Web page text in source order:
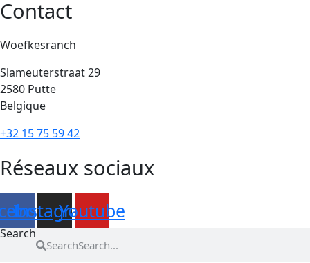
Contact
Woefkesranch
Slameuterstraat 29
2580 Putte
Belgique
+32 15 75 59 42
Réseaux sociaux
Instagram
Youtube
Search
Search